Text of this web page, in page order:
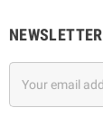
NEWSLETTER